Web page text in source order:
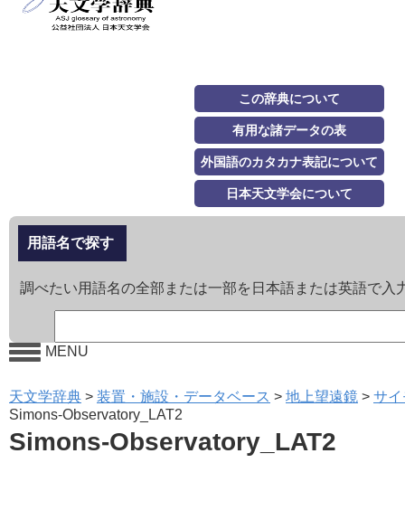
この辞典について
有用な諸データの表
外国語のカタカナ表記について
日本天文学会について
用語名で探す
調べたい用語名の全部または一部を日本語または英語で入
MENU
天文学辞典 > 装置・施設・データベース > 地上望遠鏡 > サ
Simons-Observatory_LAT2
Simons-Observatory_LAT2